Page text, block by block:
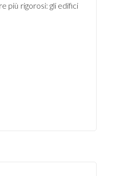
più rigorosi: gli edifici